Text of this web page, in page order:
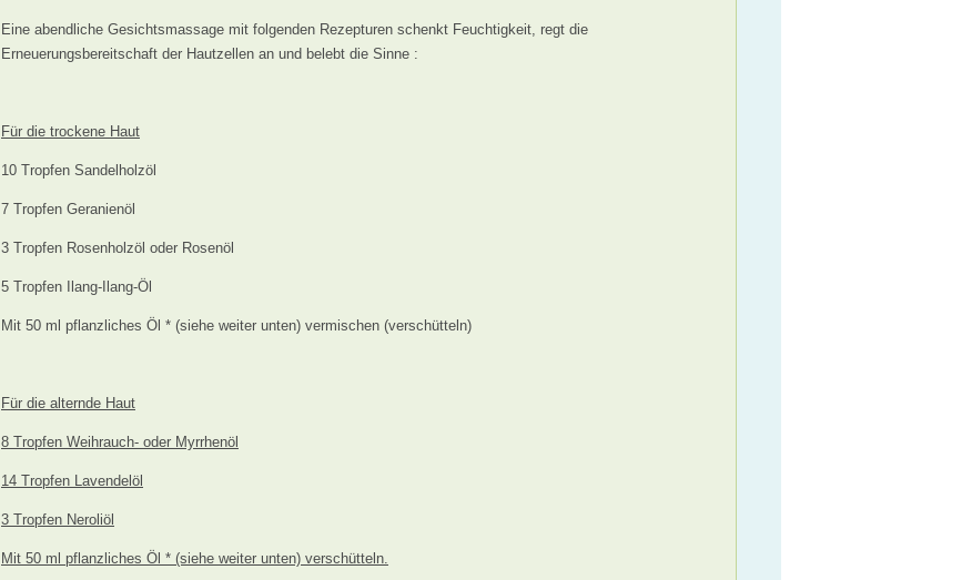
Eine abendliche Gesichtsmassage mit folgenden Rezepturen schenkt Feuchtigkeit, regt die
Erneuerungsbereitschaft der Hautzellen an und belebt die Sinne :
Für die trockene Haut
10 Tropfen Sandelholzöl
7 Tropfen Geranienöl
3 Tropfen Rosenholzöl oder Rosenöl
5 Tropfen Ilang-Ilang-Öl
Mit 50 ml pflanzliches Öl * (siehe weiter unten) vermischen (verschütteln)
Für die alternde Haut
8 Tropfen Weihrauch- oder Myrrhenöl
14 Tropfen Lavendelöl
3 Tropfen Neroliöl
Mit 50 ml pflanzliches Öl * (siehe weiter unten) verschütteln.